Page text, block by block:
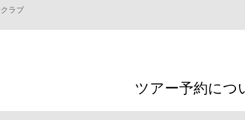
ラブ
ツアー予約につ